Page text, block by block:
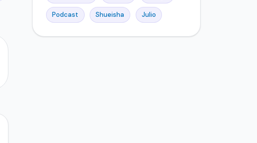
Podcast Shueisha Julio